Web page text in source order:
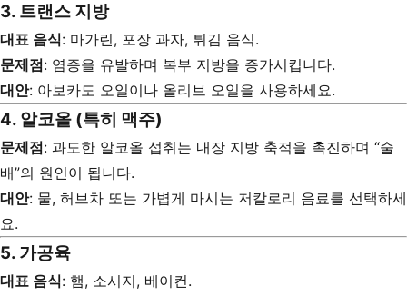
3. 트랜스 지방
대표 음식: 마가린, 포장 과자, 튀김 음식.
문제점: 염증을 유발하며 복부 지방을 증가시킵니다.
대안: 아보카도 오일이나 올리브 오일을 사용하세요.
4. 알코올 (특히 맥주)
문제점: 과도한 알코올 섭취는 내장 지방 축적을 촉진하며 “술
배”의 원인이 됩니다.
대안: 물, 허브차 또는 가볍게 마시는 저칼로리 음료를 선택하세
요.
5. 가공육
대표 음식: 햄, 소시지, 베이컨.